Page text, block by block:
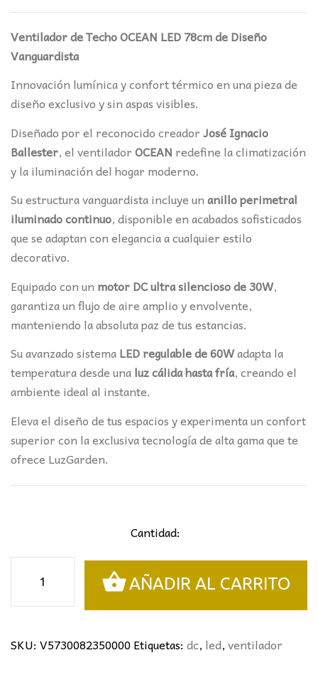
Ventilador de Techo OCEAN LED 78cm de Diseño
Vanguardista
Innovación lumínica y confort térmico en una pieza de
diseño exclusivo y sin aspas visibles.
Diseñado por el reconocido creadorJosé Ignacio
Ballester, el ventiladorOCEAN redefine la climatización
y la iluminación del hogar moderno.
Su estructura vanguardista incluye unanillo perimetral
iluminado continuo, disponible en acabados sofisticados
que se adaptan con elegancia a cualquier estilo
decorativo.
Equipado con un motor DC ultra silencioso de 30W,
garantiza un flujo de aire amplio y envolvente,
manteniendo la absoluta paz de tus estancias.
Su avanzado sistemaLED regulable de 60Wadapta la
temperatura desde unaluz cálida hasta fría, creando el
ambiente ideal al instante.
Eleva el diseño de tus espacios y experimenta un confort
superior con la exclusiva tecnología de alta gama que te
ofrece LuzGarden.
Cantidad:
OCEAN
BLANCO-
MANTRA
AÑADIR AL CARRITO
SKU: V5730082350000Etiquetas: dc, led,ventilador